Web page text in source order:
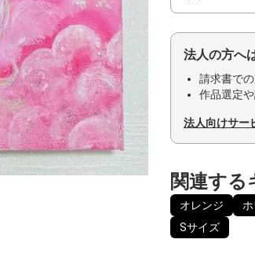
法人の方へ
請求書で
作品選定
法人向けサー
関連する
オレンジ
Sサイズ